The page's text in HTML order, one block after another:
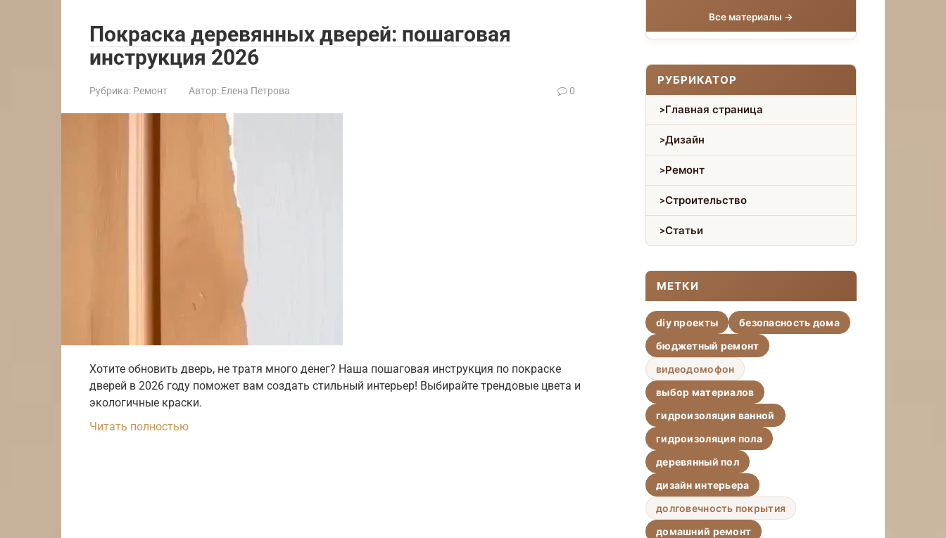
Покраска деревянных дверей: пошаговая
инструкция 2026
Рубрика: Ремонт Автор: Елена Петрова 0
Хотите обновить дверь, не тратя много денег? Наша пошаговая инструкция по покраске
дверей в 2026 году поможет вам создать стильный интерьер! Выбирайте трендовые цвета и
экологичные краски.
Читать полностью
Все материалы →
РУБРИКАТОР
Главная страница
Дизайн
Ремонт
Строительство
Статьи
МЕТКИ
diy проекты
безопасность дома
бюджетный ремонт
видеодомофон
выбор материалов
гидроизоляция ванной
гидроизоляция пола
деревянный пол
дизайн интерьера
долговечность покрытия
домашний ремонт